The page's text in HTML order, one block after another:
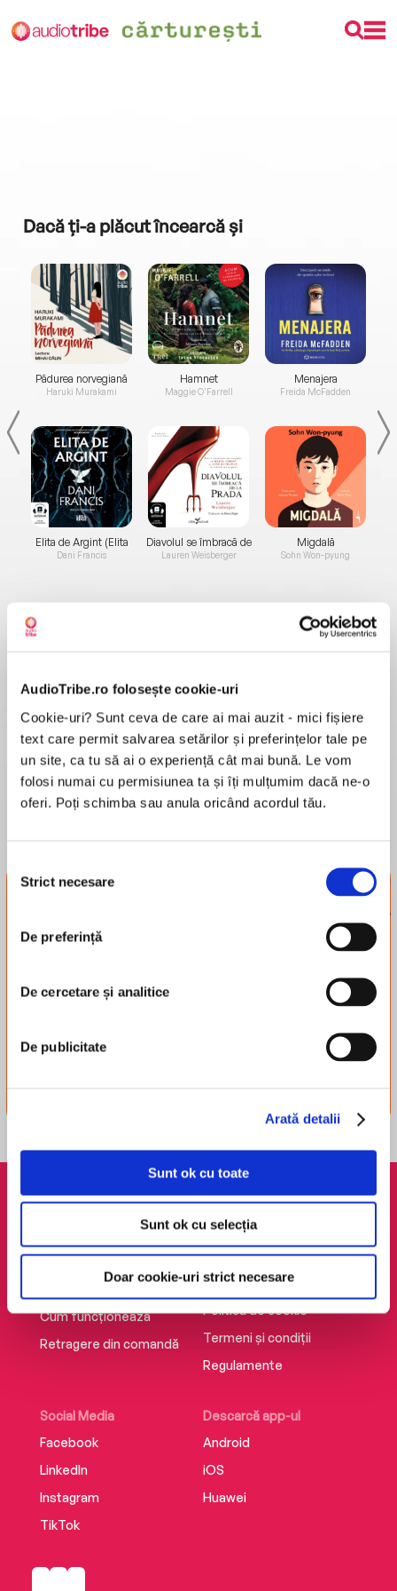
AudioTribe.ro folosește cookie-uri
Cookie-uri? Sunt ceva de care ai mai auzit - mici fișiere
text care permit salvarea setărilor și preferințelor tale pe
un site, ca tu să ai o experiență cât mai bună. Le vom
folosi numai cu permisiunea ta și îți mulțumim dacă ne-o
oferi. Poți schimba sau anula oricând acordul tău.
consimțământului
Strict necesare
De preferință
De cercetare și analitice
De publicitate
Arată detalii
Sunt ok cu toate
Sunt ok cu selecția
Doar cookie-uri strict necesare
Dacă ți-a plăcut încearcă și
Pădurea norvegiană
Haruki Murakami
Elita de Argint (Elita
de...
Dani Francis
Hamnet
Maggie O'Farrell
Diavolul se îmbracă de
la...
Lauren Weisberger
Menajera
Freida McFadden
Migdală
Sohn Won-pyung
WordPress shortcode problem
tribului
lucruri simpatice.
Înscriere
AudioTribe
Despre noi
Cum funcționează
Retragere din comandă
Social Media
Facebook
LinkedIn
Instagram
TikTok
Descarcă app-ul
Android
iOS
Huawei
Legal
ANPC
Politica de
confidențialitate
Politica de cookie
Termeni și condiții
Regulamente